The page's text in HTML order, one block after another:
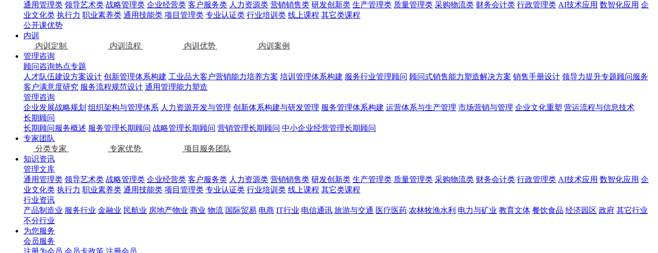
通用管理类 领导艺术类 战略管理类 企业经营类 客户服务类 人力资源类 营销销售类 研发创新类 生产管理类 质量管理类 采购物流类 财务会计类 行政管理类 AI技术应用 数智化应用 企
业文化类 执行力 职业素养类 通用技能类 项目管理类 专业认证类 行业培训类 线上课程 其它类课程
公开课优势
内训
内训定制
内训流程 内训优势
内训案例
管理咨询
顾问咨询热点专题
人才队伍建设方案设计 创新管理体系构建 工业品大客户营销能力培养方案 培训管理体系构建 服务行业管理顾问 顾问式销售能力塑造解决方案 销售手册设计 领导力提升专题顾问服务
客户满意度研究 服务流程规范设计 通用管理能力塑造
管理咨询
企业发展战略规划 组织架构与管理体系 人力资源开发与管理 创新体系构建与研发管理 服务管理体系构建 运营体系与生产管理 市场营销与管理 企业文化重塑 营运流程与信息技术
长期顾问
长期顾问服务概述 服务管理长期顾问 战略管理长期顾问 营销管理长期顾问 中小企业经营管理长期顾问
专家团队
分类专家
专家优势
项目服务团队
知识资讯
管理文库
通用管理类 领导艺术类 战略管理类 企业经营类 客户服务类 人力资源类 营销销售类 研发创新类 生产管理类 质量管理类 采购物流类 财务会计类 行政管理类 AI技术应用 数智化应用 企
业文化类 执行力 职业素养类 通用技能类 项目管理类 专业认证类 行业培训类 线上课程 其它类课程
行业资讯
产品制造业 服务行业 金融业 民航业 房地产物业 商业 物流 国际贸易 电商 IT行业 电信通讯 旅游与交通 医疗医药 农林牧渔水利 电力与矿业 教育文体 餐饮食品 经济园区 政府 其它行业
不分行业
为您服务
会员服务
注册为会员 会员卡政策 注册会员